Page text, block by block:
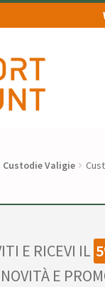
Custodie Valigie
E RICEVI IL
E